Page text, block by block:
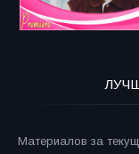
Материалов за